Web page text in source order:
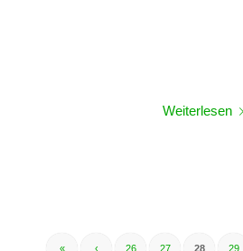
Weiterlesen
« ‹ 26 27 28 29